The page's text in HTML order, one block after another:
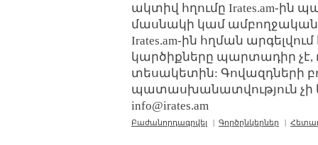
ակտիվ հղումը Irates.am-ին
մասնակի կամ ամբողջական
Irates.am-ին հղման
կարծիքները պարտադիր չէ,
տեսակետին: Գովազդների
պատասխանատվություն չի
info@irates.am
Բաժանորդագրվել | Գործընկերներ |